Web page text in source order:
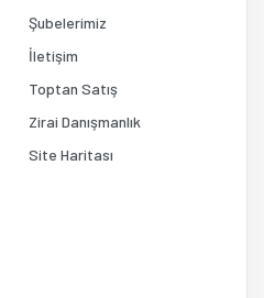
Gönder
Şubelerimiz
İletişim
Toptan Satış
Zirai Danışmanlık
Site Haritası